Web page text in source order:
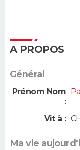
A PROPOS
Général
Prénom Nom
:
Vit à :
Ma vie